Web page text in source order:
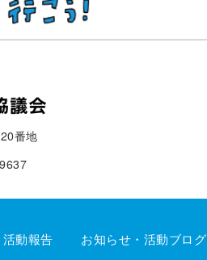
番地
活動報告 お知らせ・活動ブログ